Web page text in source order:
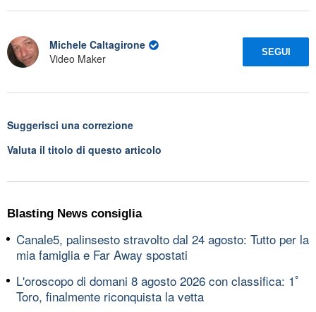
Michele Caltagirone
Video Maker
SEGUI
Suggerisci una correzione
Valuta il titolo di questo articolo
Blasting News consiglia
Canale5, palinsesto stravolto dal 24 agosto: Tutto per la
mia famiglia e Far Away spostati
L'oroscopo di domani 8 agosto 2026 con classifica: 1ﾟ
Toro, finalmente riconquista la vetta